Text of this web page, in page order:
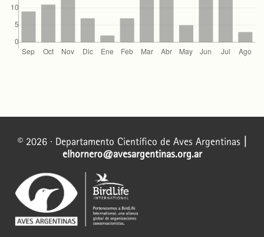
© 2026 · Departamento Científico de Aves Argentinas
elhornero@avesargentinas.org.ar